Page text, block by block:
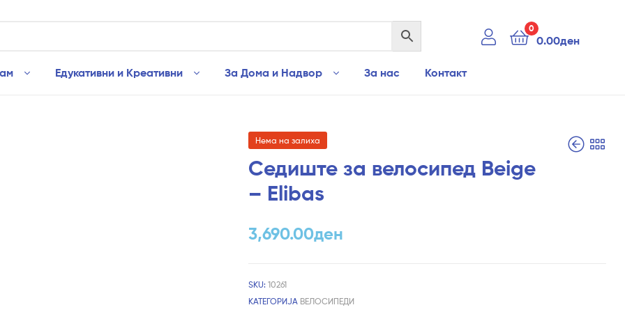
0
0.00ден
Едукативни и Креативни За Дома и Надвор За нас Контакт
Нема на залиха
Седиште за велосипед Beige
– Elibas
3,690.00ден
SKU:10261
КАТЕГОРИЈА ВЕЛОСИПЕДИ